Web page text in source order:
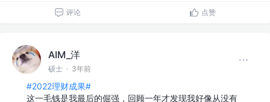
评论 点赞
AIM_洋
硕士 · 3年前
#2022理财成果#
这一毛钱是我最后的倔强，回顾一年才发现我好像从没有